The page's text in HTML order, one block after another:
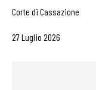
Corte di Cassazione
27 Luglio 2026